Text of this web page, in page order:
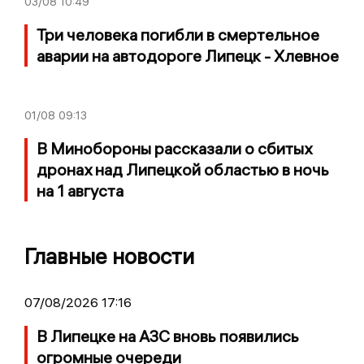
Три человека погибли в смертельное
аварии на автодороге Липецк - Хлевное
01/08 09:13
В Минобороны рассказали о сбитых
дронах над Липецкой областью в ночь
на 1 августа
Главные новости
07/08/2026 17:16
В Липецке на АЗС вновь появились
огромные очереди